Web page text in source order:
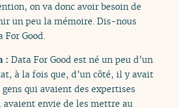
on va donc avoir besoin de
un peu la mémoire. Dis-nous
For Good.
:Data For Good est né un peu d’un
à la fois que, d’un côté, il y avait
gens qui avaient des expertises
avaient envie de les mettre au